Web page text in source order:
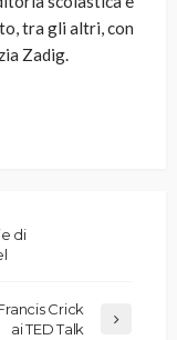
tra gli altri, con
Zadig.
di
Crick
ai TED Talk